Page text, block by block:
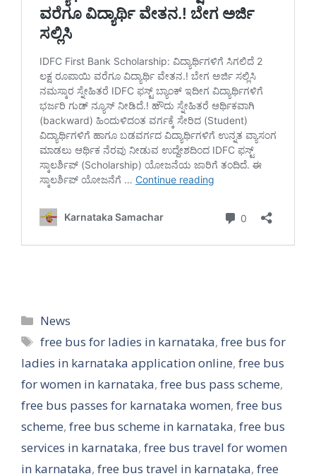
Categories
News
Tags
free bus for ladies in karnataka,free bus for
ladies in karnataka application online, free bus
for women in karnataka, free bus pass scheme,
free bus passes for karnataka women, free bus
scheme, free bus scheme in karnataka, free bus
services in karnataka, free bus travel for women
in karnataka, free bus travel in karnataka, free